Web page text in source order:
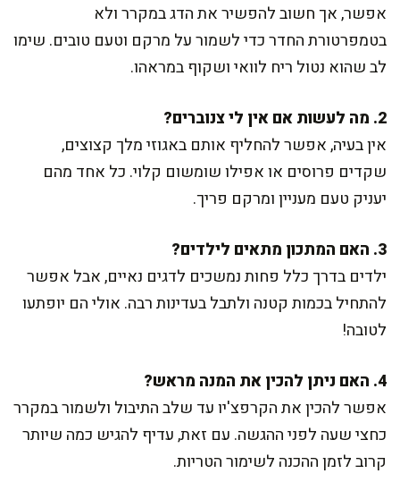
אפשר, אך חשוב להפשיר את הדג במקרר ולא
בטמפרטורת החדר כדי לשמור על מרקם וטעם טובים. שימו
לב שהוא נטול ריח לוואי ושקוף במראהו.
2. מה לעשות אם אין לי צנוברים?
אין בעיה, אפשר להחליף אותם באגוזי מלך קצוצים,
שקדים פרוסים או אפילו שומשום קלוי. כל אחד מהם
יעניק טעם מעניין ומרקם פריך.
3. האם המתכון מתאים לילדים?
ילדים בדרך כלל פחות נמשכים לדגים נאיים, אבל אפשר
להתחיל בכמות קטנה ולתבל בעדינות רבה. אולי הם יופתעו
לטובה!
4. האם ניתן להכין את המנה מראש?
אפשר להכין את הקרפצ'יו עד שלב התיבול ולשמור במקרר
כחצי שעה לפני ההגשה. עם זאת, עדיף להגיש כמה שיותר
קרוב לזמן ההכנה לשימור הטריות.